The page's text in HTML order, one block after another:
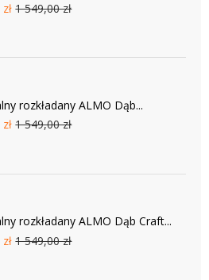
1 549,00 zł
rozkładany ALMO Dąb...
1 549,00 zł
rozkładany ALMO Dąb Craft...
1 549,00 zł